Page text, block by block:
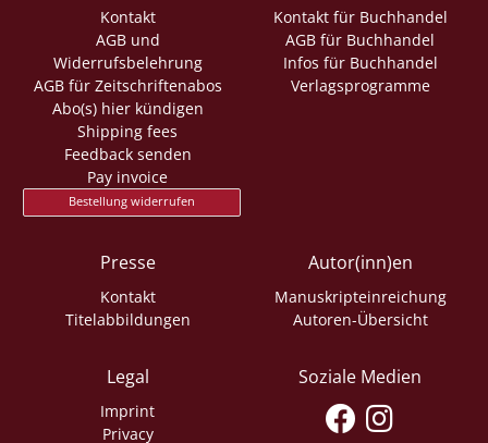
Kontakt
AGB und
Widerrufsbelehrung
AGB für Zeitschriftenabos
Abo(s) hier kündigen
Shipping fees
Feedback senden
Pay invoice
Bestellung widerrufen
Kontakt für Buchhandel
AGB für Buchhandel
Infos für Buchhandel
Verlagsprogramme
Presse
Kontakt
Titelabbildungen
Autor(inn)en
Manuskripteinreichung
Autoren-Übersicht
Legal
Imprint
Privacy
Soziale Medien